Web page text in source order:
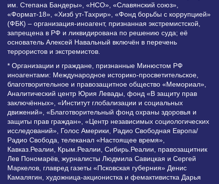
им. Степана Бандеры», «НСО», «Славянский союз»,
«Формат-18», «Хизб ут-Тахрир», «Фонд борьбы с коррупцией»
(ФБК) – организация-иноагент, признанная экстремистской,
запрещена в РФ и ликвидирована по решению суда; её
основатель Алексей Навальный включён в перечень
террористов и экстремистов.
* Организации и граждане, признанные Минюстом РФ
иноагентами: Международное историко-просветительское,
благотворительное и правозащитное общество «Мемориал»,
Аналитический центр Юрия Левады, фонд «В защиту прав
заключённых», «Институт глобализации и социальных
движений», «Благотворительный фонд охраны здоровья и
защиты прав граждан», «Центр независимых социологических
исследований», Голос Америки, Радио Свободная Европа/
Радио Свобода, телеканал «Настоящее время»,
Кавказ.Реалии, Крым.Реалии, Сибирь.Реалии, правозащитник
Лев Пономарёв, журналисты Людмила Савицкая и Сергей
Маркелов, главред газеты «Псковская губерния» Денис
Камалягин, художница-акционистка и фемактивистка Дарья